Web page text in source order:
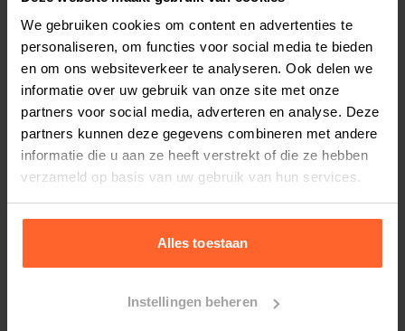
We gebruiken cookies om content en advertenties te
personaliseren, om functies voor social media te bieden
en om ons websiteverkeer te analyseren. Ook delen we
informatie over uw gebruik van onze site met onze
partners voor social media, adverteren en analyse. Deze
partners kunnen deze gegevens combineren met andere
informatie die u aan ze heeft verstrekt of die ze hebben
verzameld op basis van uw gebruik van hun services.
Alles toestaan
Instellingen beheren
Bestelherinnering instellen
Productreviews 10.0 /10
Beoordelingen
2 0beoordelingen